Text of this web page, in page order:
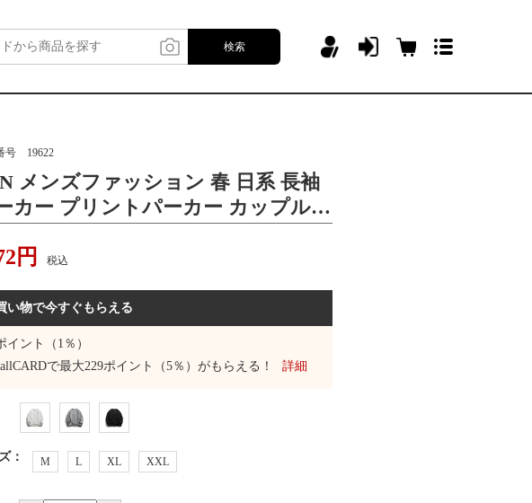
検索
号 19622
メンズファッション 春 日系 長袖
カー プリントパーカー カップルパ
円 税込
い物で今すぐもらえる
イント（1％）
で最大229ポイント（5％）がもらえる！ 詳細
： M L XL XXL